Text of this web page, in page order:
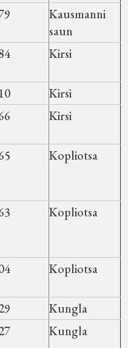
Kausmanni
saun
Kirsi
Kirsi
Kirsi
Kopliotsa
Kopliotsa
Kopliotsa
Kungla
Kungla